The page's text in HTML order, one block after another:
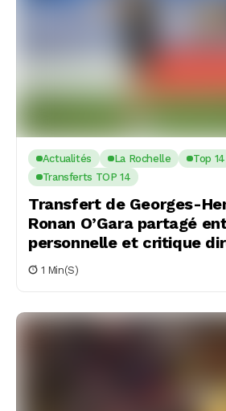
Actualités La Rochelle
Top 14
Transferts TOP 14
Transfert de Georges-
Ronan O’Gara partagé
personnelle et critique
1 Min(s)